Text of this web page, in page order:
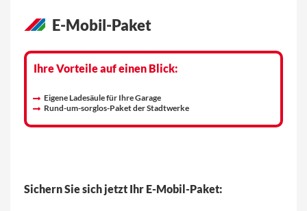
E-Mobil-Paket
Ihre Vorteile auf einen Blick:
Eigene Ladesäule für Ihre Garage
Rund-um-sorglos-Paket der Stadtwerke
Sichern Sie sich jetzt Ihr E-Mobil-Paket: